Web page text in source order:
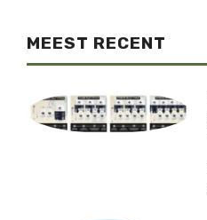
MEEST RECENT